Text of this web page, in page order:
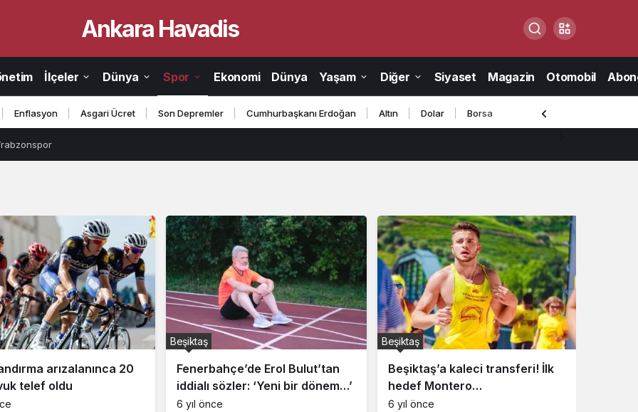
Ankara Havadis
Galatasaray
Haberleri
İlçeler Dünya Spor Ekonomi Dünya Yaşam Diğer Siyaset Magazin Otomobil
Enflasyon Asgari Ücret Son Depremler Cumhurbaşkanı Erdoğan Altın Dolar Borsa
arızalanınca 20
telef oldu
Beşiktaş
Fenerbahçe’de Erol Bulut’tan
iddialı sözler: ‘Yeni bir dönem…’
6 yıl önce
Beşiktaş
Beşiktaş’a kaleci transferi! İlk
hedef Montero…
6 yıl önce